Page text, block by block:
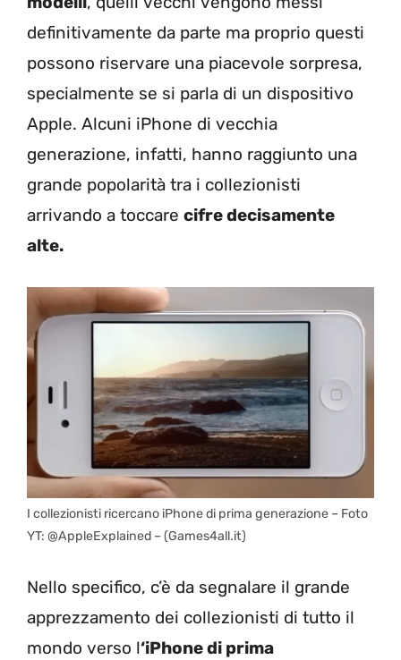
definitivamente da parte ma proprio questi
possono riservare una piacevole sorpresa,
specialmente se si parla di un dispositivo
Apple. Alcuni iPhone di vecchia
generazione, infatti, hanno raggiunto una
grande popolarità tra i collezionisti
arrivando a toccare cifre decisamente
alte.
I collezionisti ricercano iPhone di prima generazione – Foto
YT: @AppleExplained – (Games4all.it)
Nello specifico, c’è da segnalare il grande
apprezzamento dei collezionisti di tutto il
mondo verso l‘iPhone di prima